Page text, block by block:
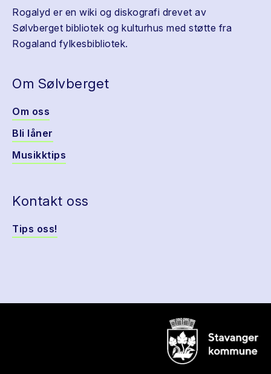
Rogalyd er en wiki og diskografi drevet av
Sølvberget bibliotek og kulturhus med støtte fra
Rogaland fylkesbibliotek.
Om Sølvberget
Om oss
Bli låner
Musikktips
Kontakt oss
Tips oss!